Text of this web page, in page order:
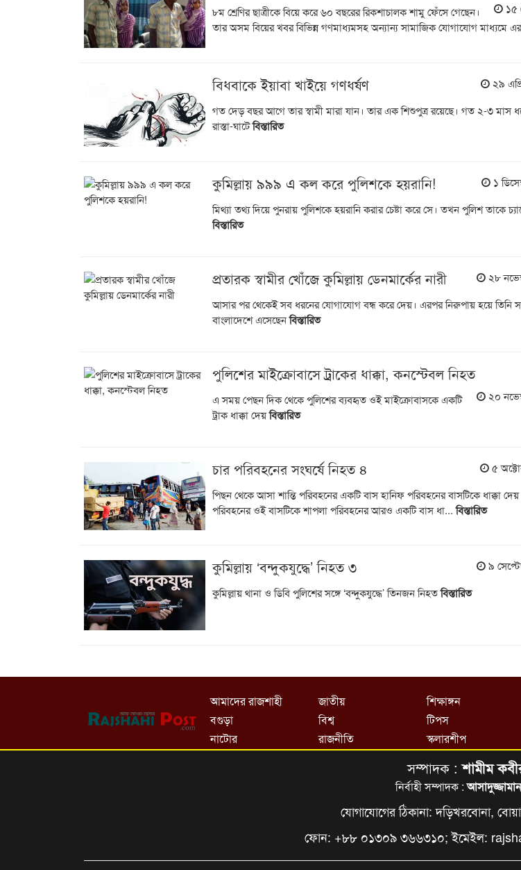
১৫
৮ম শ্রেণির ছাত্রীকে বিয়ে করে ৬০ বছরের রিকশাচালক শামু ফেঁসে গেছেন।
তার অসম বিয়ের খবর বিভিন্ন গণমাধ্যমসহ অন্যান্য সামাজিক যোগাযোগ মাধ্যমে
বিধবাকে ইয়াবা খাইয়ে গণধর্ষণ
২৯
গত দেড় বছর আগে তার স্বামী মারা যান। তার এক শিশুপুত্র রয়েছে। গত ২-৩ মাস
রাস্তা-ঘাটেবিস্তারিত
কুমিল্লায় ৯৯৯ এ কল করে পুলিশকে হয়রানি!
১
মিথ্যা তথ্য দিয়ে পুনরায় পুলিশকে হয়রানি করার চেষ্টা করে সে। তখন পুলিশ তাকে
বিস্তারিত
প্রতারক স্বামীর খোঁজে কুমিল্লায় ডেনমার্কের নারী
২৮
আসার পর থেকেই সব ধরনের যোগাযোগ বন্ধ করে দেয়। এরপর নিরুপায় হয়ে তিনি
বাংলাদেশে এসেছেনবিস্তারিত
পুলিশের মাইক্রোবাসে ট্রাকের ধাক্কা, কনস্টেবল নিহত
২০
এ সময় পেছন দিক থেকে পুলিশের ব্যবহৃত ওই মাইক্রোবাসকে একটি
ট্রাক ধাক্কা দেয়বিস্তারিত
চার পরিবহনের সংঘর্ষে নিহত ৪
৫
পিছন থেকে আসা শান্তি পরিবহনের একটি বাস হানিফ পরিবহনের বাসটিকে ধাক্কা দেয়
পরিবহনের ওই বাসটিকে শাপলা পরিবহনের আরও একটি বাস ধা...বিস্তারিত
কুমিল্লায় ‘বন্দুকযুদ্ধে’ নিহত ৩
৯
কুমিল্লায় থানা ও ডিবি পুলিশের সঙ্গে ‘বন্দুকযুদ্ধে’ তিনজন নিহতবিস্তারিত
আমাদের রাজশাহী
বগুড়া
নাটোর
জাতীয়
বিশ্ব
রাজনীতি
শিক্ষাঙ্গন
টিপস
স্কলারশীপ
সম্পাদক : শামীম
নির্বাহী সম্পাদক :
যোগাযোগের ঠিকানা: দড়িখরবোনা,
ফোন: +৮৮ ০১৩০৯ ৩৬৬৩১০; ইমেইল: